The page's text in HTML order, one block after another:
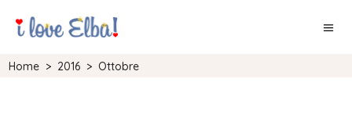
Home > 2016 >Ottobre